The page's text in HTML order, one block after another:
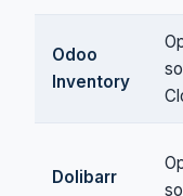
Odoo
Inventory
Dolibarr